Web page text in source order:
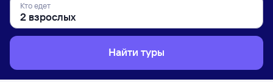
Кто едет
Найти туры